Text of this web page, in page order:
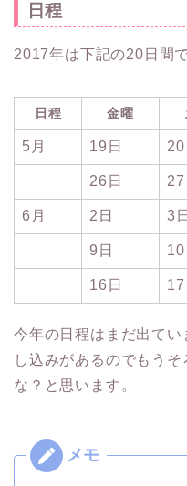
日程
2017年は下記の20日間で
日程 金曜
5月 19日 20
26日 27
6月 2日 3日
9日 10
16日 17
今年の日程はまだ出て
し込みがあるのでもう
な？と思います。